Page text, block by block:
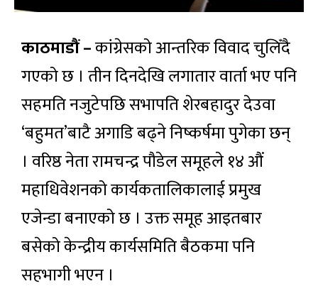
काठमाडौं –कांग्रेसको आन्तरिक विवाद चुलिँदै
गएको छ । तीन दिनदेखि लगातार वार्ता भए पनि
सहमति नजुटेपछि सभापति शेरबहादुर देउवा
‘बहुमत’बाटै अगाडि बढ्ने निष्कर्षमा पुगेका छन्
। वरिष्ठ नेता रामचन्द्र पौडेल समूहले १४ औं
महाधिवेशनको कार्यकतालिकालाई प्रमुख
एजेन्डा बनाएको छ । उक्त समूह आइतबार
बसेको केन्द्रीय कार्यसमिति बैठकमा पनि
सहभागी भएन ।